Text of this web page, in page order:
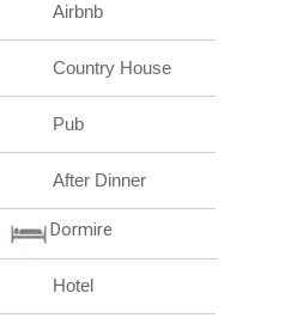
Airbnb
Country House
Pub
After Dinner
Dormire
Hotel